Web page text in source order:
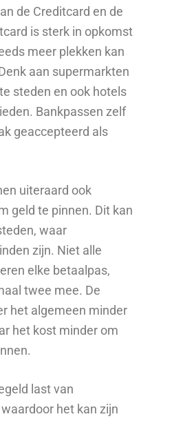
de Creditcard en de
is sterk in opkomst
meer plekken kan
aan supermarkten
steden en ook hotels
Bankpassen zelf
geaccepteerd als
uiteraard ook
geld te pinnen. Dit kan
waar
zijn. Niet alle
elke betaalpas,
twee mee. De
het algemeen minder
het kost minder om
last van
het kan zijn